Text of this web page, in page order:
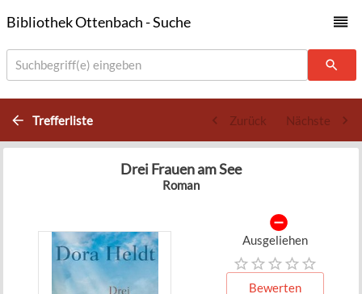
Bibliothek Ottenbach - Suche
Suchbegriff(e) eingeben
Trefferliste Zurück Nächste
Drei Frauen am See
Roman
Ausgeliehen
Bewerten